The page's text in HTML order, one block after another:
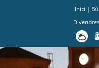
Inici |
Divendres